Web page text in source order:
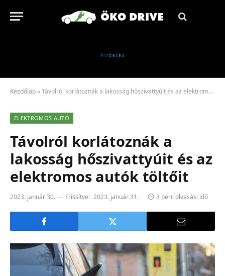
Kezdőlap »Távolról korlátoznák a lakosság hőszivattyúit és az elektromos autók töltőit
ELEKTROMOS AUTÓ
Távolról korlátoznák a
lakosság hőszivattyúit és az
elektromos autók töltőit
2023. január 30. Frissítve: 2023. január 31. 3 perc olvasási idő